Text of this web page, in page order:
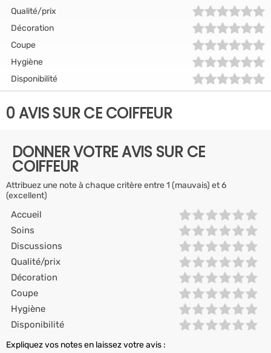
Qualité/prix
Décoration
Coupe
Hygiène
Disponibilité
0 AVIS SUR CE COIFFEUR
DONNER VOTRE AVIS SUR CE
COIFFEUR
Attribuez une note à chaque critère entre 1 (mauvais) et 6
(excellent)
Accueil
Soins
Discussions
Qualité/prix
Décoration
Coupe
Hygiène
Disponibilité
Expliquez vos notes en laissez votre avis :